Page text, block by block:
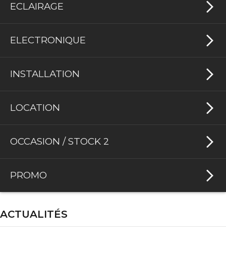
ECLAIRAGE
ELECTRONIQUE
INSTALLATION
LOCATION
OCCASION / STOCK 2
PROMO
ACTUALITÉS